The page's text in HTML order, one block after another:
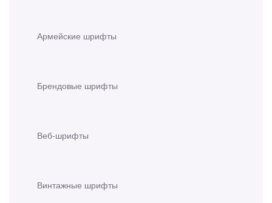
Армейские шрифты
Брендовые шрифты
Веб-шрифты
Винтажные шрифты